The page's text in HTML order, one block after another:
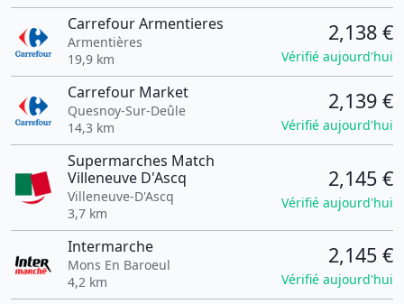
Carrefour Armentieres
Armentières
19,9 km
2,138 €
Vérifié aujourd'hui
Carrefour Market
Quesnoy-Sur-Deûle
14,3 km
2,139 €
Vérifié aujourd'hui
Supermarches Match
Villeneuve D'Ascq
Villeneuve-D'Ascq
3,7 km
2,145 €
Vérifié aujourd'hui
Intermarche
Mons En Baroeul
4,2 km
2,145 €
Vérifié aujourd'hui